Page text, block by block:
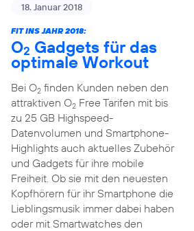
18. Januar 2018
FIT INS JAHR 2018:
O2 Gadgets für das
optimale Workout
Bei O2finden Kunden neben den
attraktiven O2Free Tarifen mit bis
zu 25 GB Highspeed-
Datenvolumen und Smartphone-
Highlights auch aktuelles Zubehör
und Gadgets für ihre mobile
Freiheit. Ob sie mit den neuesten
Kopfhörern für ihr Smartphone die
Lieblingsmusik immer dabei haben
oder mit Smartwatches den